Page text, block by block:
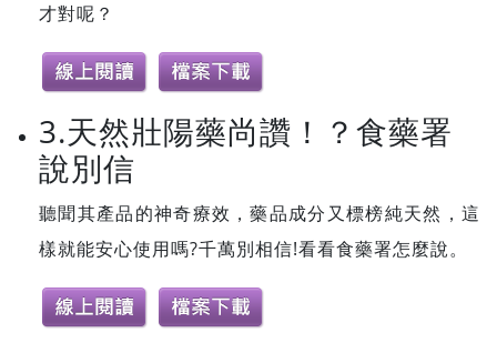
才對呢？
3.天然壯陽藥尚讚！？食藥署
說別信
聽聞其產品的神奇療效，藥品成分又標榜純天然，這
樣就能安心使用嗎?千萬別相信!看看食藥署怎麼說。